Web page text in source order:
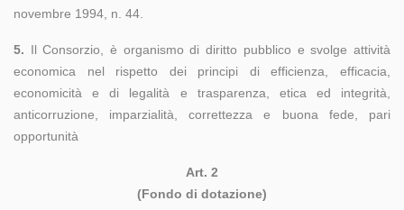
novembre 1994, n. 44.
5. Il Consorzio, è organismo di diritto pubblico e svolge attività
economica nel rispetto dei principi di efficienza, efficacia,
economicità e di legalità e trasparenza, etica ed integrità,
anticorruzione, imparzialità, correttezza e buona fede, pari
opportunità
Art. 2
(Fondo di dotazione)